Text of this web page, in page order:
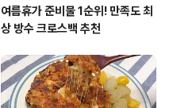
여름휴가 준비물 1순위! 만족도 최
상 방수 크로스백 추천